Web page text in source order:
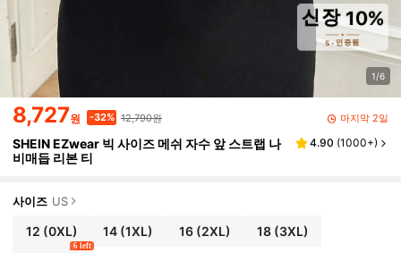
1/6
8,727원 -32% 12,790원 마지막 2일
SHEIN EZwear 빅 사이즈 메쉬 자수 앞 스트랩 나
비매듭 리본 티
4.90 (1000+)
사이즈 US
12 (0XL) 14 (1XL) 16(2XL) 18(3XL)
6 left